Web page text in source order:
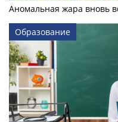
Аномальная жара вновь
Образование